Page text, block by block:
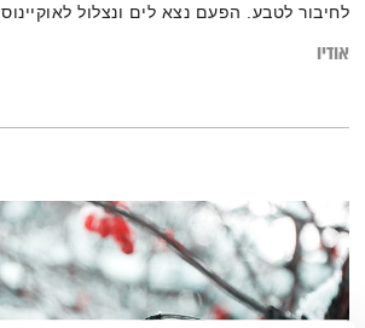
לחיבור לטבע. הפעם נצא לים ונצלול לאוקיינוס
אודיו